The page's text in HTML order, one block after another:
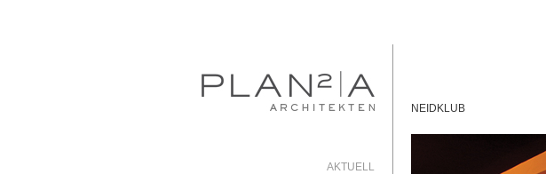
AKTUELL
NEIDKLUB